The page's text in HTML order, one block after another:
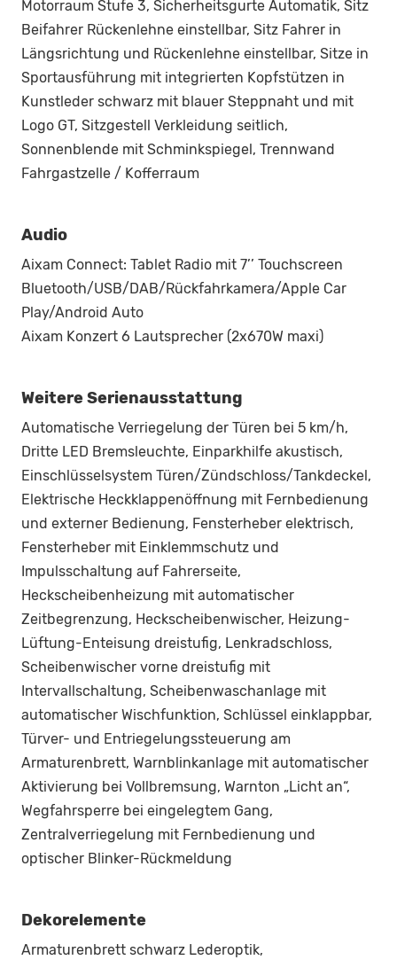
Motorraum Stufe 3, Sicherheitsgurte Automatik, Sitz
Beifahrer Rückenlehne einstellbar, Sitz Fahrer in
Längsrichtung und Rückenlehne einstellbar, Sitze in
Sportausführung mit integrierten Kopfstützen in
Kunstleder schwarz mit blauer Steppnaht und mit
Logo GT, Sitzgestell Verkleidung seitlich,
Sonnenblende mit Schminkspiegel, Trennwand
Fahrgastzelle / Kofferraum
Audio
Aixam Connect: Tablet Radio mit 7’’ Touchscreen
Bluetooth/USB/DAB/Rückfahrkamera/Apple Car
Play/Android Auto
Aixam Konzert 6 Lautsprecher (2x670W maxi)
Weitere Serienausstattung
Automatische Verriegelung der Türen bei 5 km/h,
Dritte LED Bremsleuchte, Einparkhilfe akustisch,
Einschlüsselsystem Türen/Zündschloss/Tankdeckel,
Elektrische Heckklappenöffnung mit Fernbedienung
und externer Bedienung, Fensterheber elektrisch,
Fensterheber mit Einklemmschutz und
Impulsschaltung auf Fahrerseite,
Heckscheibenheizung mit automatischer
Zeitbegrenzung, Heckscheibenwischer, Heizung-
Lüftung-Enteisung dreistufig, Lenkradschloss,
Scheibenwischer vorne dreistufig mit
Intervallschaltung, Scheibenwaschanlage mit
automatischer Wischfunktion, Schlüssel einklappbar,
Türver- und Entriegelungssteuerung am
Armaturenbrett, Warnblinkanlage mit automatischer
Aktivierung bei Vollbremsung, Warnton „Licht an“,
Wegfahrsperre bei eingelegtem Gang,
Zentralverriegelung mit Fernbedienung und
optischer Blinker-Rückmeldung
Dekorelemente
Armaturenbrett schwarz Lederoptik,